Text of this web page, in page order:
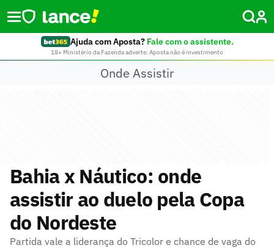
Ajuda com Aposta? Fale com o assistente.
18+ Ministério da Fazenda adverte: Aposta não é investimento
Onde Assistir
Bahia x Náutico: onde
assistir ao duelo pela Copa
do Nordeste
Partida vale a liderança do Tricolor e chance de vaga do